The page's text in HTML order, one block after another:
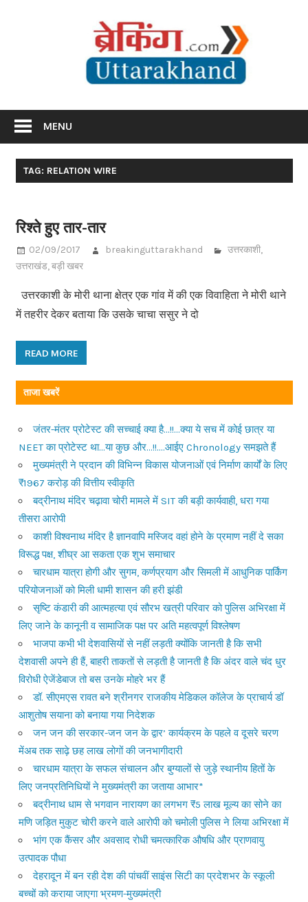
MENU
TAG: RELATION WIRE
रिश्ते हुए तार-तार
02/09/2017 breakinguttarakhand उत्तरकाशी,
उत्तराखंड,बड़ी खबर
उत्तरकाशी के मोरी थाना क्षेत्र एक गांव में की एक विवाहिता ने मोरी थाने
में तहरीर देकर बताया कि उसके चाचा ससुर ने दो
READ MORE
ताजा खबरें
जंतर-मंतर प्रोटेस्ट की सच्चाई क्या है…!!…क्या ये सच में कोई छात्र या
NEET का प्रोटेस्ट था…या कुछ और…!!….आईए Chronology समझते हैं
मुख्यमंत्री ने प्रदान की विभिन्न विकास योजनाओं एवं निर्माण कार्यों के लिए
₹1967 करोड़ की वित्तीय स्वीकृति
बद्रीनाथ मंदिर चढ़ावा चोरी मामले में SIT की बड़ी कार्यवाही, धरा गया
तीसरा आरोपी
काशी विश्वनाथ मंदिर है ज्ञानवापि मस्जिद वहां होने के प्रमाण नहीं दे सका
विरूद्ध पक्ष, शीघ्र आ सकता एक शुभ समाचार
चारधाम यात्रा होगी और सुगम, कर्णप्रयाग और सिमली में आधुनिक पार्किंग
परियोजनाओं को मिली धामी शासन की हरी झंडी
सृष्टि कंडारी की आत्महत्या एवं सौरभ खत्री परिवार को पुलिस अभिरक्षा में
लिए जाने के कानूनी व सामाजिक पक्ष पर अति महत्वपूर्ण विश्लेषण
भाजपा कभी भी देशवासियों से नहीं लड़ती क्योंकि जानती है कि सभी
देशवासी अपने ही हैं, बाहरी ताकतों से लड़ती है जानती है कि अंदर वाले चंद धुर
विरोधी ऐजेंडेबाज तो बस उनके मोहरे भर हैं
डॉ. सीएमएस रावत बने श्रीनगर राजकीय मेडिकल कॉलेज के प्राचार्य डॉ
आशुतोष सयाना को बनाया गया निदेशक
जन जन की सरकार-जन जन के द्वार’ कार्यक्रम के पहले व दूसरे चरण
मेंअब तक साढ़े छह लाख लोगों की जनभागीदारी
चारधाम यात्रा के सफल संचालन और बुग्यालों से जुड़े स्थानीय हितों के
लिए जनप्रतिनिधियों ने मुख्यमंत्री का जताया आभार*
बद्रीनाथ धाम से भगवान नारायण का लगभग ₹5 लाख मूल्य का सोने का
मणि जड़ित मुकुट चोरी करने वाले आरोपी को चमोली पुलिस ने लिया अभिरक्षा में
भांग एक कैंसर और अवसाद रोधी चमत्कारिक औषधि और प्राणवायु
उत्पादक पौधा
देहरादून में बन रही देश की पांचवीं साइंस सिटी का प्रदेशभर के स्कूली
बच्चों को कराया जाएगा भ्रमण-मुख्यमंत्री